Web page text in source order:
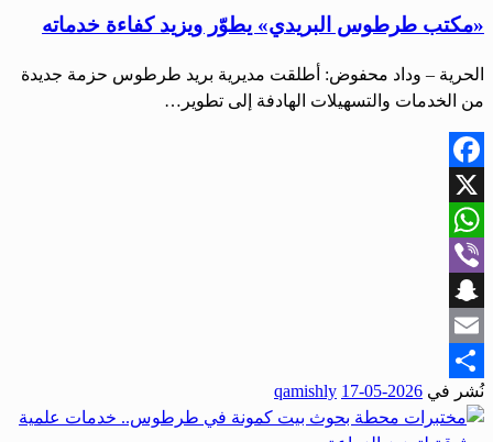
«مكتب طرطوس البريدي» يطوّر ويزيد كفاءة خدماته
الحرية – وداد محفوض: أطلقت مديرية بريد طرطوس حزمة جديدة
من الخدمات والتسهيلات الهادفة إلى تطوير…
Facebook
X
WhatsApp
Viber
Snapchat
Email
Share
نُشر في 2026-05-17
qamishly